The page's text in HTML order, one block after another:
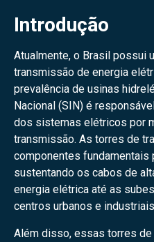
Introdução
Atualmente, o Brasil possui
transmissão de energia
prevalência de usinas
Nacional (SIN) é
dos sistemas elétricos por
transmissão. As torres de
componentes fundamentais
sustentando os cabos de
energia elétrica até as
centros urbanos e
Além disso, essas torres